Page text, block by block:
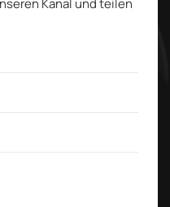
Kanal und teilen